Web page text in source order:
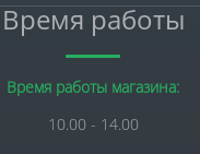
Время работы
Время работы магазина:
10.00 - 14.00